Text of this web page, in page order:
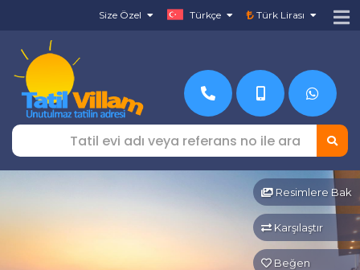
Size Özel Türkçe Türk Lirası
Resimlere Bak
Karşılaştır
Beğen